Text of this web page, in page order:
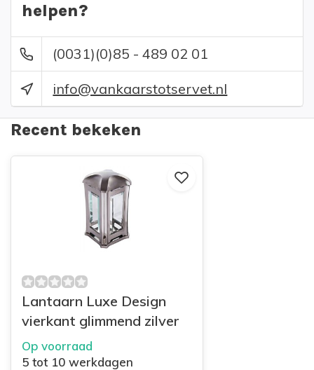
helpen?
(0031)(0)85 - 489 02 01
info@vankaarstotservet.nl
Recent bekeken
Lantaarn Luxe Design
vierkant glimmend zilver
Op voorraad
5 tot 10 werkdagen